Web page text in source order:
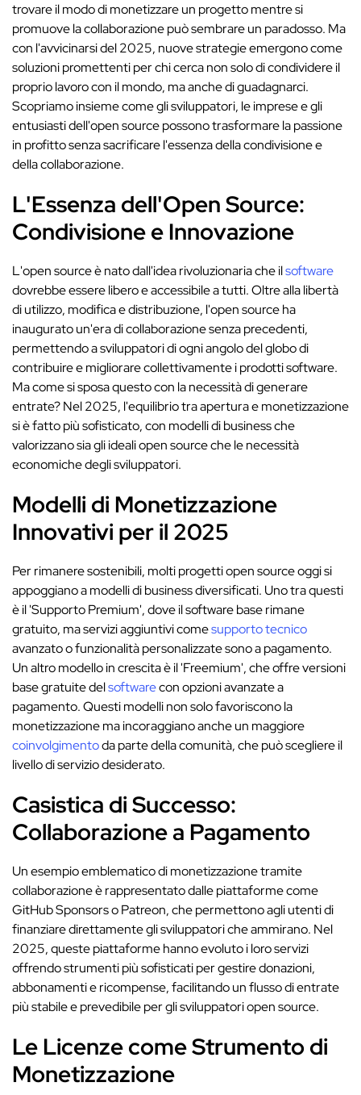
trovare il modo di monetizzare un progetto mentre si
promuove la collaborazione può sembrare un paradosso. Ma
con l'avvicinarsi del 2025, nuove strategie emergono come
soluzioni promettenti per chi cerca non solo di condividere il
proprio lavoro con il mondo, ma anche di guadagnarci.
Scopriamo insieme come gli sviluppatori, le imprese e gli
entusiasti dell'open source possono trasformare la passione
in profitto senza sacrificare l'essenza della condivisione e
della collaborazione.
L'Essenza dell'Open Source:
Condivisione e Innovazione
L'open source è nato dall'idea rivoluzionaria che ilsoftware
dovrebbe essere libero e accessibile a tutti. Oltre alla libertà
di utilizzo, modifica e distribuzione, l'open source ha
inaugurato un'era di collaborazione senza precedenti,
permettendo a sviluppatori di ogni angolo del globo di
contribuire e migliorare collettivamente i prodotti software.
Ma come si sposa questo con la necessità di generare
entrate? Nel 2025, l'equilibrio tra apertura e monetizzazione
si è fatto più sofisticato, con modelli di business che
valorizzano sia gli ideali open source che le necessità
economiche degli sviluppatori.
Modelli di Monetizzazione
Innovativi per il 2025
Per rimanere sostenibili, molti progetti open source oggi si
appoggiano a modelli di business diversificati. Uno tra questi
è il 'Supporto Premium', dove il software base rimane
gratuito, ma servizi aggiuntivi comesupporto tecnico
avanzato o funzionalità personalizzate sono a pagamento.
Un altro modello in crescita è il 'Freemium', che offre versioni
base gratuite delsoftwarecon opzioni avanzate a
pagamento. Questi modelli non solo favoriscono la
monetizzazione ma incoraggiano anche un maggiore
coinvolgimentoda parte della comunità, che può scegliere il
livello di servizio desiderato.
Casistica di Successo:
Collaborazione a Pagamento
Un esempio emblematico di monetizzazione tramite
collaborazione è rappresentato dalle piattaforme come
GitHub Sponsors o Patreon, che permettono agli utenti di
finanziare direttamente gli sviluppatori che ammirano. Nel
2025, queste piattaforme hanno evoluto i loro servizi
offrendo strumenti più sofisticati per gestire donazioni,
abbonamenti e ricompense, facilitando un flusso di entrate
più stabile e prevedibile per gli sviluppatori open source.
Le Licenze come Strumento di
Monetizzazione